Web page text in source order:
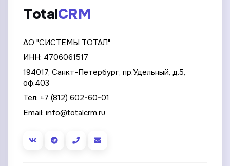
TotalCRM
АО "СИСТЕМЫ ТОТАЛ"
ИНН: 4706061517
194017, Санкт-Петербург, пр.Удельный, д.5,
оф.403
Тел: +7 (812) 602-60-01
Email: info@totalcrm.ru